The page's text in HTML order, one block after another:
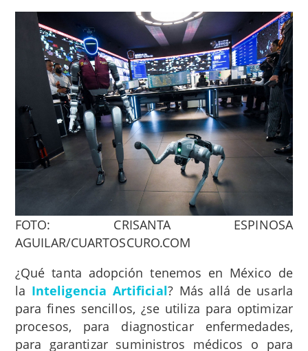
FOTO: CRISANTA ESPINOSA
AGUILAR/CUARTOSCURO.COM
¿Qué tanta adopción tenemos en México de
la Inteligencia Artificial? Más allá de usarla
para fines sencillos, ¿se utiliza para optimizar
procesos, para diagnosticar enfermedades,
para garantizar suministros médicos o para